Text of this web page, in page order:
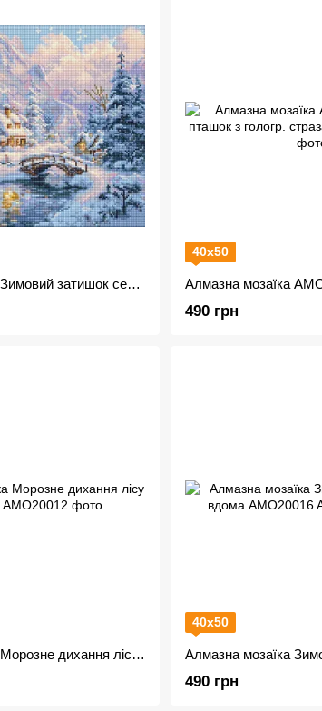
Алмазна мозаїка Зимовий затишок серед гір AMO20001
40х50
490 грн
Алмазна мозаїка Морозне дихання лісу AMO20012
40х50
490 грн